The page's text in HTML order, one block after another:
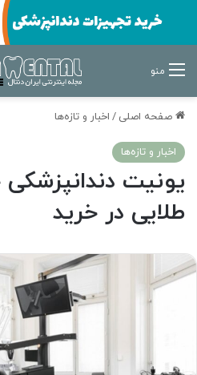
منو
صفحه اصلی / اخبار و تازه‌ها
اخبار و تازه‌ها
یونیت
طلایی در خرید